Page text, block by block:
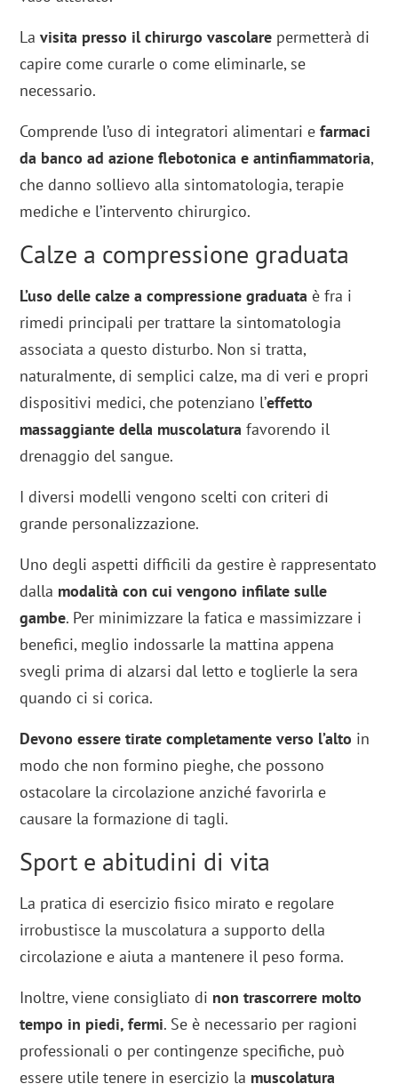
La visita presso il chirurgo vascolare permetterà di
capire come curarle o come eliminarle, se
necessario.
Comprende l’uso di integratori alimentari e farmaci
da banco ad azione flebotonica e antinfiammatoria,
che danno sollievo alla sintomatologia, terapie
mediche e l’intervento chirurgico.
Calze a compressione graduata
L’uso delle calze a compressione graduata è fra i
rimedi principali per trattare la sintomatologia
associata a questo disturbo. Non si tratta,
naturalmente, di semplici calze, ma di veri e propri
dispositivi medici, che potenziano l’effetto
massaggiante della muscolatura favorendo il
drenaggio del sangue.
I diversi modelli vengono scelti con criteri di
grande personalizzazione.
Uno degli aspetti difficili da gestire è rappresentato
dalla modalità con cui vengono infilate sulle
gambe. Per minimizzare la fatica e massimizzare i
benefici, meglio indossarle la mattina appena
svegli prima di alzarsi dal letto e toglierle la sera
quando ci si corica.
Devono essere tirate completamente verso l’alto in
modo che non formino pieghe, che possono
ostacolare la circolazione anziché favorirla e
causare la formazione di tagli.
Sport e abitudini di vita
La pratica di esercizio fisico mirato e regolare
irrobustisce la muscolatura a supporto della
circolazione e aiuta a mantenere il peso forma.
Inoltre, viene consigliato di non trascorrere molto
tempo in piedi, fermi. Se è necessario per ragioni
professionali o per contingenze specifiche, può
essere utile tenere in esercizio la muscolatura